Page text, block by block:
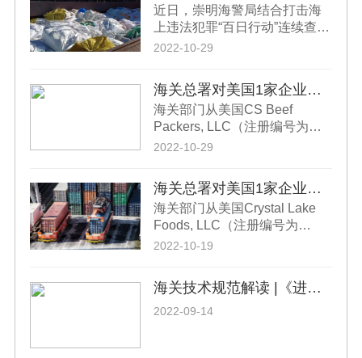
近日，崇明海警局结合打击海
上违法犯罪“百日行动”连续查获
两起涉嫌走私冻品案，查获牛
全合法手续，未经有关部门检
验检疫，且走私船舶未配置冷
冻设备，走私冻品易腐败变
质，存在极大的疫情输入风险
后，崇明海警局立即联系第三
方环境卫生消杀服务公司对涉
案冻品进行核酸采样检测，对
可能携带各类有害微生物进行
全面消杀，并对其专门吊装转
2022-10-29
海关总署对美国1家企业采取暂停进口措施
海关部门从美国CS Beef
Packers, LLC（注册编号为
630）企业输华冷冻牛心管中检
民共和国食品安全法》《中华
人民共和国进出口食品安全管
理办法》等规定，暂停该企业
自2022年10月27日起启运的输
华肉类产品进口申报。上述信
2022-10-29
海关总署对美国1家企业采取暂停进口措施
海关部门从美国Crystal Lake
Foods, LLC（注册编号为
20845）企业输华冻牛百叶中检
人民共和国进出口食品安全管
理办法》等规定，暂停该企业
2022-10-19
海关技术规范解读 |《进境种用雏禽指定隔离检疫场建设规范》
2022-09-14